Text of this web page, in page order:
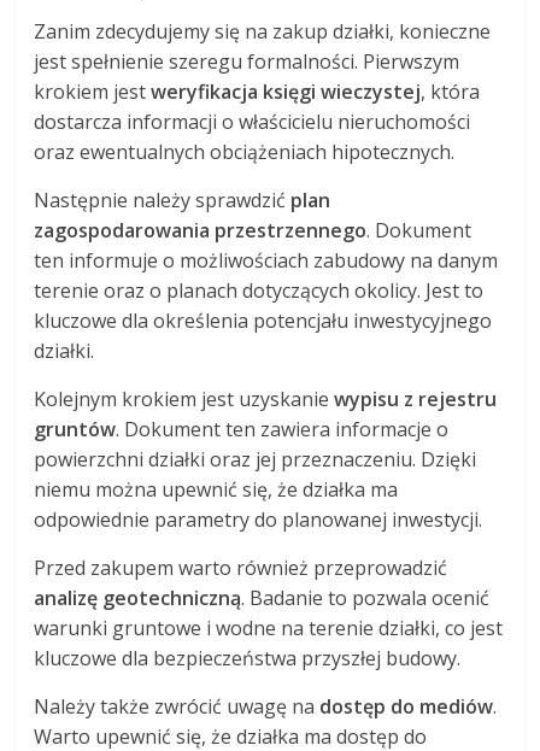
Zanim zdecydujemy się na zakup działki, konieczne
jest spełnienie szeregu formalności. Pierwszym
krokiem jestweryfikacja księgi wieczystej, która
dostarcza informacji o właścicielu nieruchomości
oraz ewentualnych obciążeniach hipotecznych.
Następnie należy sprawdzić plan
zagospodarowania przestrzennego. Dokument
ten informuje o możliwościach zabudowy na danym
terenie oraz o planach dotyczących okolicy. Jest to
kluczowe dla określenia potencjału inwestycyjnego
działki.
Kolejnym krokiem jest uzyskaniewypisu z rejestru
gruntów. Dokument ten zawiera informacje o
powierzchni działki oraz jej przeznaczeniu. Dzięki
niemu można upewnić się, że działka ma
odpowiednie parametry do planowanej inwestycji.
Przed zakupem warto również przeprowadzić
analizę geotechniczną. Badanie to pozwala ocenić
warunki gruntowe i wodne na terenie działki, co jest
kluczowe dla bezpieczeństwa przyszłej budowy.
Należy także zwrócić uwagę na dostęp do mediów.
Warto upewnić się, że działka ma dostęp do